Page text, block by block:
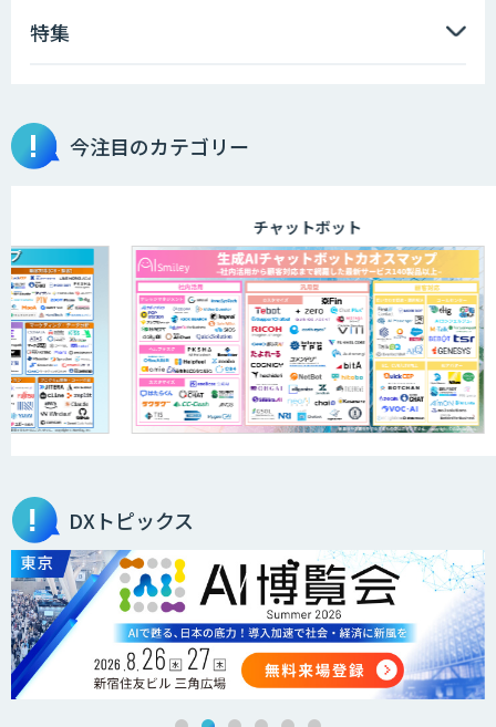
AIエンジニアアカデミー（バイブコーデ
aiDAPTIV+
アリストルの法人向けAI研修
ELYZA Works with KDDI
医療文書作成を効率化する生成
AI「OPTiM AI ホスピタル」
オーダーメイドAI人材育成研修
特集
今注目のカテゴリー
チャットボット
DXトピックス